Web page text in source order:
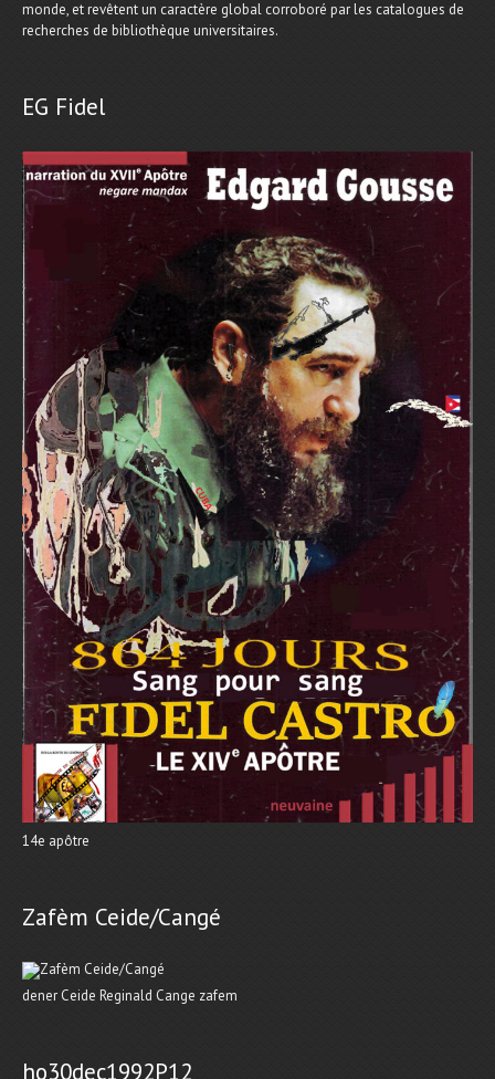
monde, et revêtent un caractère global corroboré par les catalogues de
recherches de bibliothèque universitaires.
EG Fidel
14e apôtre
Zafèm Ceide/Cangé
dener Ceide Reginald Cange zafem
ho30dec1992P12